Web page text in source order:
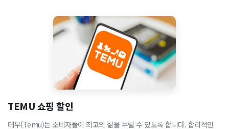
TEMU 쇼핑 할인
테무(Temu)는 소비자들이 최고의 삶을 누릴 수 있도록 합니다. 합리적인